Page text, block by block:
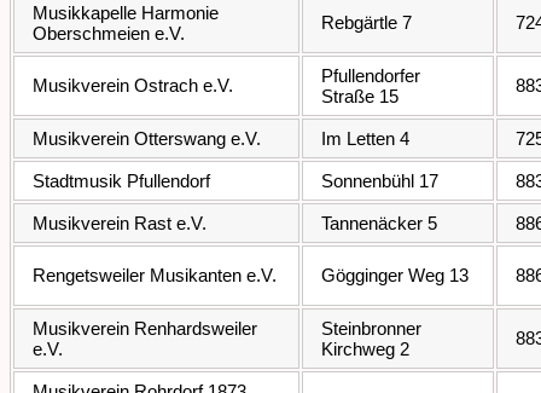
Musikkapelle Harmonie
Oberschmeien e.V.
Rebgärtle 7
Musikverein Ostrach e.V.
Pfullendorfer
Straße 15
Musikverein Otterswang e.V. Im Letten 4
Stadtmusik Pfullendorf Sonnenbühl 17
Musikverein Rast e.V. Tannenäcker 5
Rengetsweiler Musikanten e.V. Gögginger Weg 13
Musikverein Renhardsweiler
e.V.
Steinbronner
Kirchweg 2